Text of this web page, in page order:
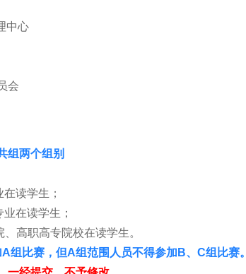
中心
会
组两个组别
读学生；
在读学生；
高职高专院校在读学生。
组比赛，但A组范围人员不得参加B、C组比赛。